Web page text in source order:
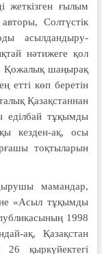
жеткізген ғылым
Солтүстік
асылдандыру-
нәтижеге қол
Қожалық шаңырақ
етті көп беретін
Қазақстаннан
еділбай тұқымды
кезден-ақ, осы
тоқтыларын
мамандар,
«Асыл тұқымды
1998
ақ, Қазақстан
қыркүйектегі